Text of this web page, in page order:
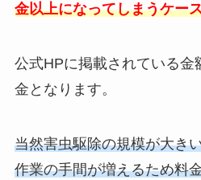
金以上になってしまうケー
公式HPに掲載されている金
金となります。
当然害虫駆除の規模が大き
作業の手間が増えるため料